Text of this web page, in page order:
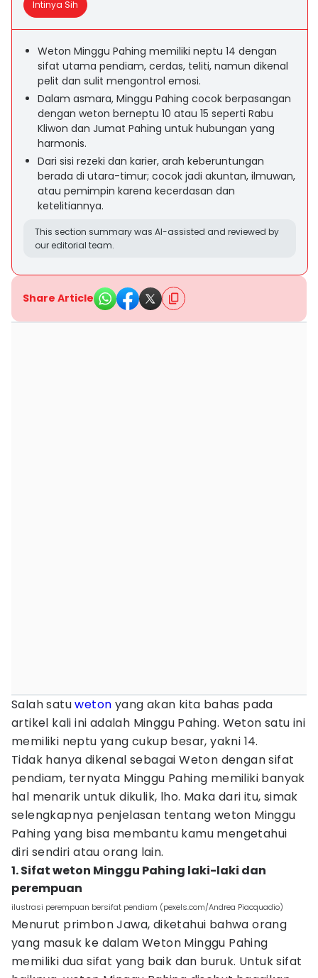
Intinya Sih
Weton Minggu Pahing memiliki neptu 14 dengan
sifat utama pendiam, cerdas, teliti, namun dikenal
pelit dan sulit mengontrol emosi.
Dalam asmara, Minggu Pahing cocok berpasangan
dengan weton berneptu 10 atau 15 seperti Rabu
Kliwon dan Jumat Pahing untuk hubungan yang
harmonis.
Dari sisi rezeki dan karier, arah keberuntungan
berada di utara-timur; cocok jadi akuntan, ilmuwan,
atau pemimpin karena kecerdasan dan
ketelitiannya.
This section summary was AI-assisted and reviewed by
our editorial team.
Share Article
Salah satuweton yang akan kita bahas pada
artikel kali ini adalah Minggu Pahing. Weton satu ini
memiliki neptu yang cukup besar, yakni 14.
Tidak hanya dikenal sebagai Weton dengan sifat
pendiam, ternyata Minggu Pahing memiliki banyak
hal menarik untuk dikulik, lho. Maka dari itu, simak
selengkapnya penjelasan tentang weton Minggu
Pahing yang bisa membantu kamu mengetahui
diri sendiri atau orang lain.
1. Sifat weton Minggu Pahing laki-laki dan
perempuan
ilustrasi perempuan bersifat pendiam (pexels.com/Andrea Piacquadio)
Menurut primbon Jawa, diketahui bahwa orang
yang masuk ke dalam Weton Minggu Pahing
memiliki dua sifat yang baik dan buruk. Untuk sifat